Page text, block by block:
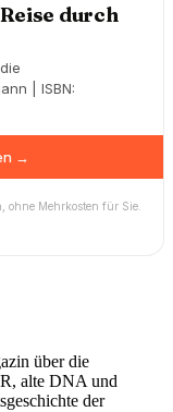
durch
| ISBN:
→
Mehrkosten für Sie.
über die
alte DNA und
der